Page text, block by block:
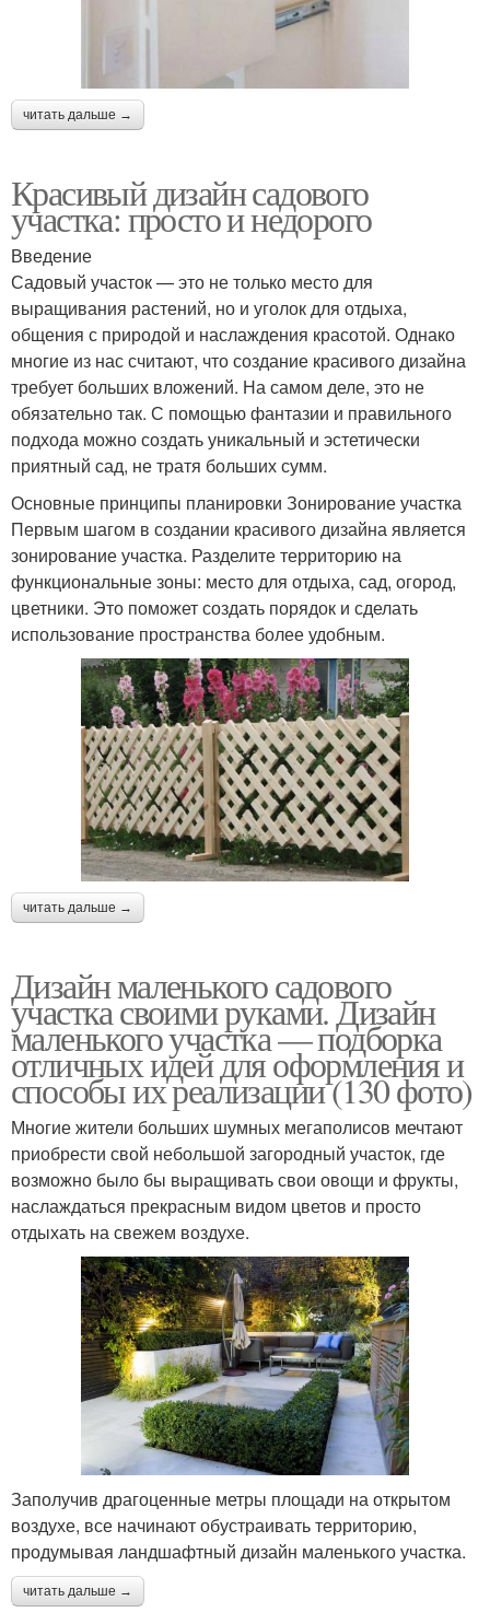
читать дальше →
Красивый дизайн садового
участка: просто и недорого
Введение
Садовый участок — это не только место для
выращивания растений, но и уголок для отдыха,
общения с природой и наслаждения красотой. Однако
многие из нас считают, что создание красивого дизайна
требует больших вложений. На самом деле, это не
обязательно так. С помощью фантазии и правильного
подхода можно создать уникальный и эстетически
приятный сад, не тратя больших сумм.
Основные принципы планировки Зонирование участка
Первым шагом в создании красивого дизайна является
зонирование участка. Разделите территорию на
функциональные зоны: место для отдыха, сад, огород,
цветники. Это поможет создать порядок и сделать
использование пространства более удобным.
читать дальше →
Дизайн маленького садового
участка своими руками. Дизайн
маленького участка — подборка
отличных идей для оформления и
способы их реализации (130 фото)
Многие жители больших шумных мегаполисов мечтают
приобрести свой небольшой загородный участок, где
возможно было бы выращивать свои овощи и фрукты,
наслаждаться прекрасным видом цветов и просто
отдыхать на свежем воздухе.
Заполучив драгоценные метры площади на открытом
воздухе, все начинают обустраивать территорию,
продумывая ландшафтный дизайн маленького участка.
читать дальше →